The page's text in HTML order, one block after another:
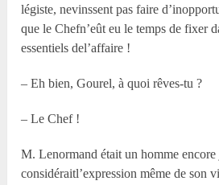
légiste, nevinssent pas faire
que le Chefn’eût eu le temps de fixer
essentiels del’affaire !
– Eh bien, Gourel, à quoi rêves-tu ?
– Le Chef !
M. Lenormand était un homme encore
considéraitl’expression même de son